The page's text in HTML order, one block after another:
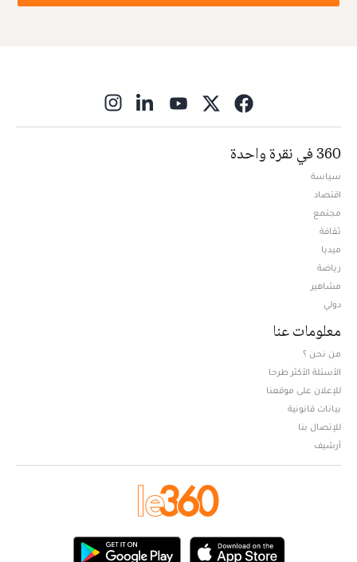
360 في نقرة واحدة
سياسة
اقتصاد
مجتمع
ثقافة
ميديا
رياضة
مشاهير
دولي
معلومات عنا
من نحن ؟
الأسئلة الأكثر طرحا
للإعلان على موقعنا
بيانات قانونية
للإتصال بنا
أرشيف